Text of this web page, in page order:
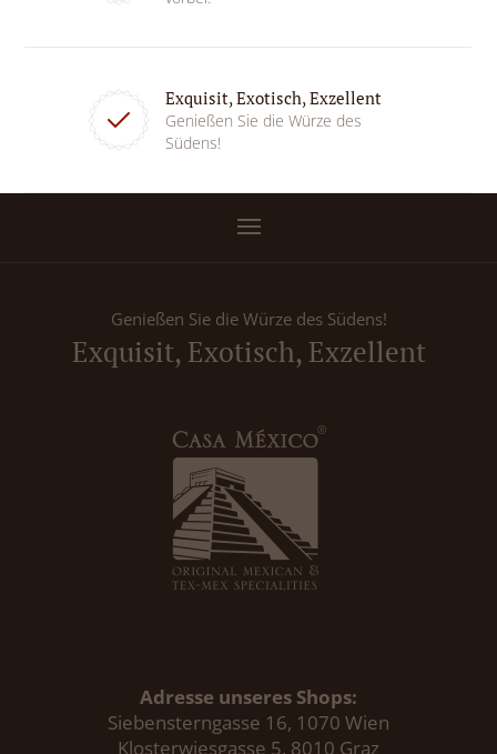
Exquisit, Exotisch, Exzellent
Genießen Sie die Würze des
Südens!
Genießen Sie die Würze des Südens!
Exquisit, Exotisch, Exzellent
Adresse unseres Shops:
Siebensterngasse 16, 1070 Wien
Klosterwiesgasse 5, 8010 Graz